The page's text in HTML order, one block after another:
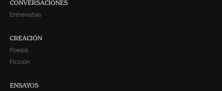
CONVERSACIONES
Entrevistas
CREACIÓN
Poesía
Ficción
ENSAYOS